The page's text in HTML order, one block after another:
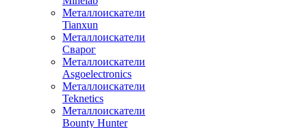
Металлоискатели
Tianxun
Металлоискатели
Сварог
Металлоискатели
Asgoelectronics
Металлоискатели
Teknetics
Металлоискатели
Bounty Hunter